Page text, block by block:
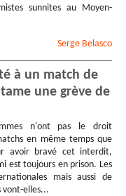
sunnites au Moyen-
Serge Belasco
à un match de
une grève de
n'ont pas le droit
en même temps que
avoir bravé cet interdit,
est toujours en prison. Les
mais aussi de
vont-elles...